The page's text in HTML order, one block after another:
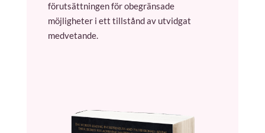
förutsättningen för obegränsade
möjligheter i ett tillstånd av utvidgat
medvetande.